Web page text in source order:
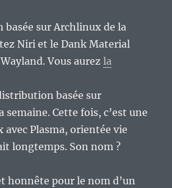
sur Archlinux de la
Niri et le Dank Material
Vous aurezla
basée sur
semaine. Cette fois, c’est une
avec Plasma, orientée vie
longtemps. Son nom ?
honnête pour le nom d’un